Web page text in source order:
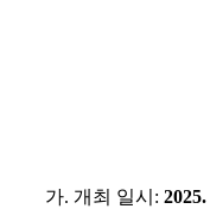
가. 개최 일시 :